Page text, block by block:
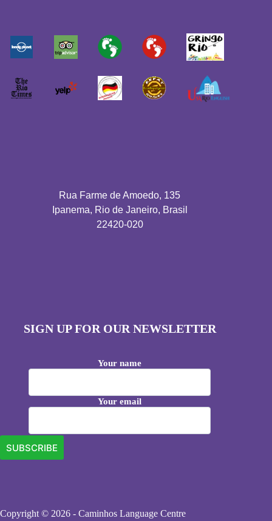
Rua Farme de Amoedo, 135
Ipanema, Rio de Janeiro, Brasil
22420-020
SIGN UP FOR OUR NEWSLETTER
Your name
Your email
Copyright © 2026 - Caminhos Language Centre